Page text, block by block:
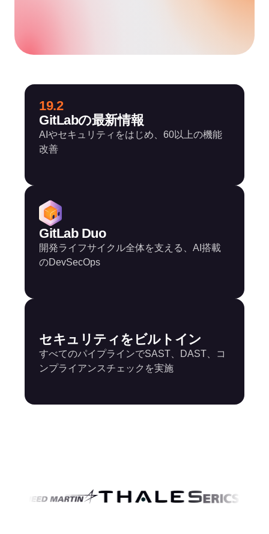
19.2
GitLabの最新情報
AIやセキュリティをはじめ、60以上の機能
改善
GitLab Duo
開発ライフサイクル全体を支える、AI搭載
のDevSecOps
セキュリティをビルトイン
すべてのパイプラインでSAST、DAST、コ
ンプライアンスチェックを実施